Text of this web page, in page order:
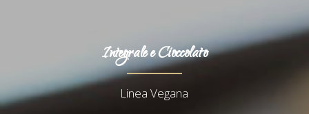
Integrale e Cioccolato
Linea Vegana